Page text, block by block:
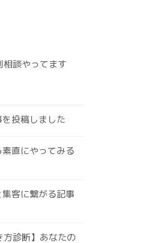
相談やってます
を投稿しました
直にやってみる
客に繋がる記事
方診断】あなたの